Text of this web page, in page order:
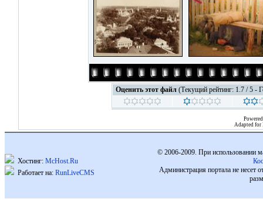
Оценить этот файл (Текущий рейтинг: 1.7 / 5 -
Adapted for
Хостинг: McHost.Ru
Работает на: RunLiveCMS
© 2006-2009. При использовании
Администрация портала не несет